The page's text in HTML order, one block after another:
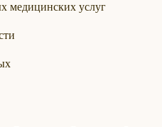
медицинских услуг